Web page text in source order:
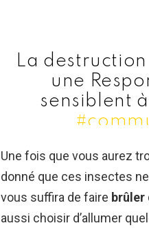
La
une
sensiblent
— Françoise
Une fois que vous aurez
donné que ces insectes
vous suffira de faire brûler
aussi choisir d’allumer